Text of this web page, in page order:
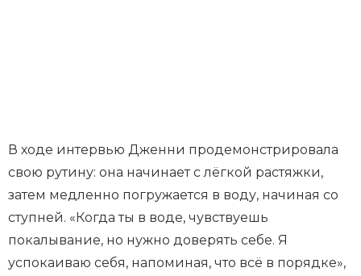
В ходе интервью Дженни продемонстрировала
свою рутину: она начинает с лёгкой растяжки,
затем медленно погружается в воду, начиная со
ступней. «Когда ты в воде, чувствуешь
покалывание, но нужно доверять себе. Я
успокаиваю себя, напоминая, что всё в порядке»,